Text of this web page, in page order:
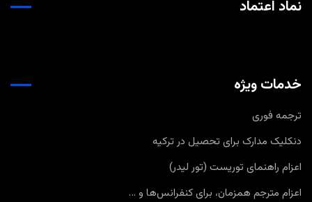
نماد اعتماد
خدمات ویژه
ترجمه فوری
دنکلیک مدارک برای تحصیل در ترکیه
اعزام راهنمای توریست (تور لیدر)
اعزام مترجم همزمان، برای کنفرانس‌ها و …